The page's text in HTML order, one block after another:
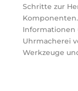
Schritte zur
Informationen
Uhrmacherei
Werkzeuge